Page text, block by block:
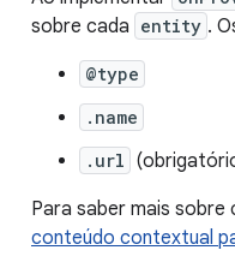
sobre cada entity .
@type
.name
.url
Para saber mais sobre
conteúdo contextual